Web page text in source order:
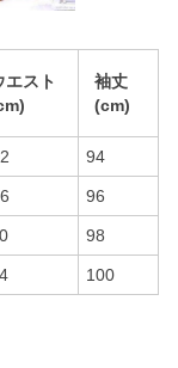
エスト
袖丈
(cm)
94
96
98
100